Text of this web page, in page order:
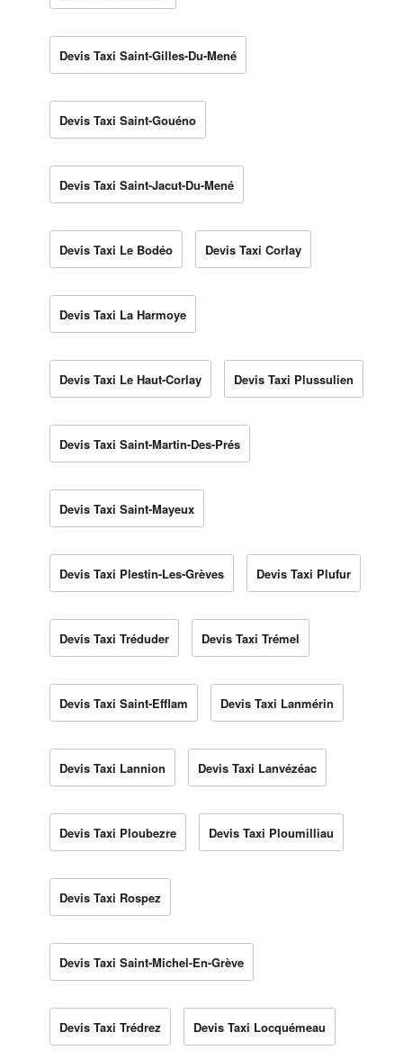
Devis Taxi Saint-Gilles-Du-Mené
Devis Taxi Saint-Gouéno
Devis Taxi Saint-Jacut-Du-Mené
Devis Taxi Le Bodéo Devis Taxi Corlay
Devis Taxi La Harmoye
Devis Taxi Le Haut-Corlay Devis Taxi Plussulien
Devis Taxi Saint-Martin-Des-Prés
Devis Taxi Saint-Mayeux
Devis Taxi Plestin-Les-Grèves Devis Taxi Plufur
Devis Taxi Tréduder Devis Taxi Trémel
Devis Taxi Saint-Efflam Devis Taxi Lanmérin
Devis Taxi Lannion Devis Taxi Lanvézéac
Devis Taxi Ploubezre Devis Taxi Ploumilliau
Devis Taxi Rospez
Devis Taxi Saint-Michel-En-Grève
Devis Taxi Trédrez Devis Taxi Locquémeau